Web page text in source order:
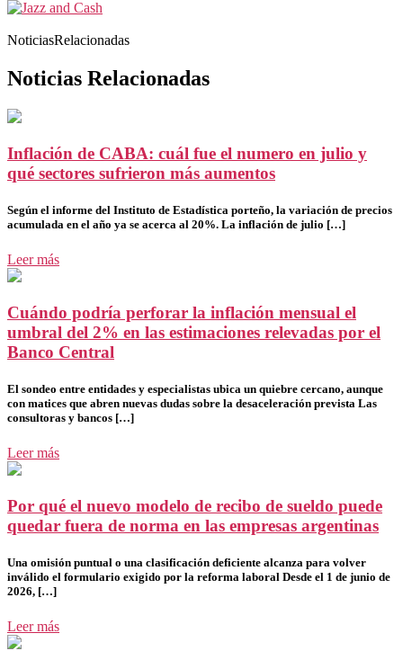
NoticiasRelacionadas
Noticias Relacionadas
Inflación de CABA: cuál fue el numero en julio y
qué sectores sufrieron más aumentos
Según el informe del Instituto de Estadística porteño, la variación de precios
acumulada en el año ya se acerca al 20%. La inflación de julio […]
Leer más
Cuándo podría perforar la inflación mensual el
umbral del 2% en las estimaciones relevadas por el
Banco Central
El sondeo entre entidades y especialistas ubica un quiebre cercano, aunque
con matices que abren nuevas dudas sobre la desaceleración prevista Las
consultoras y bancos […]
Leer más
Por qué el nuevo modelo de recibo de sueldo puede
quedar fuera de norma en las empresas argentinas
Una omisión puntual o una clasificación deficiente alcanza para volver
inválido el formulario exigido por la reforma laboral Desde el 1 de junio de
2026, […]
Leer más